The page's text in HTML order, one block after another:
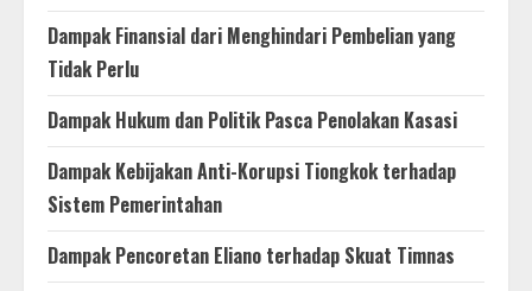
Dampak Finansial dari Menghindari Pembelian yang
Tidak Perlu
Dampak Hukum dan Politik Pasca Penolakan Kasasi
Dampak Kebijakan Anti-Korupsi Tiongkok terhadap
Sistem Pemerintahan
Dampak Pencoretan Eliano terhadap Skuat Timnas